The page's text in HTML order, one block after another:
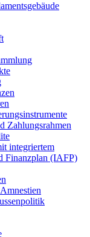
Zahlungsrahmen
integriertem
Finanzplan (IAFP)